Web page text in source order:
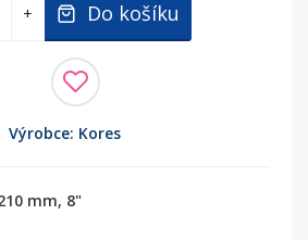
+ Do košíku
Výrobce: Kores
mm, 8"